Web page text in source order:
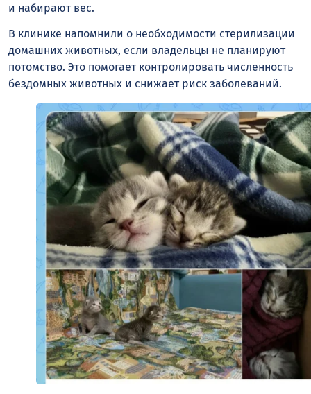
и набирают вес.
В клинике напомнили о необходимости стерилизации
домашних животных, если владельцы не планируют
потомство. Это помогает контролировать численность
бездомных животных и снижает риск заболеваний.